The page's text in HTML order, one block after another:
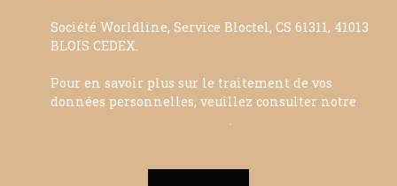
Société Worldline, Service Bloctel, CS 61311, 41013
BLOIS CEDEX.
Pour en savoir plus sur le traitement de vos
données personnelles, veuillez consulter notre
.